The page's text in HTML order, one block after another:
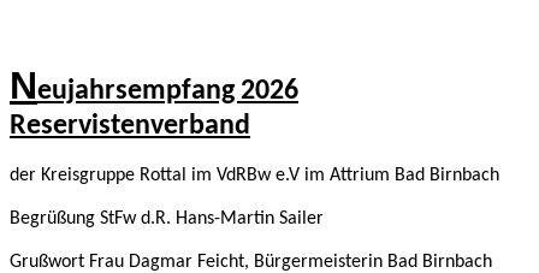
Neujahrsempfang 2026
Reservistenverband
der Kreisgruppe Rottal im VdRBw e.V im Attrium Bad Birnbach
Begrüßung StFw d.R. Hans-Martin Sailer
Grußwort Frau Dagmar Feicht, Bürgermeisterin Bad Birnbach